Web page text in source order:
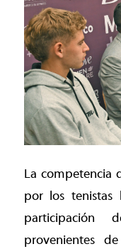
La competencia
por los tenistas
provenientes